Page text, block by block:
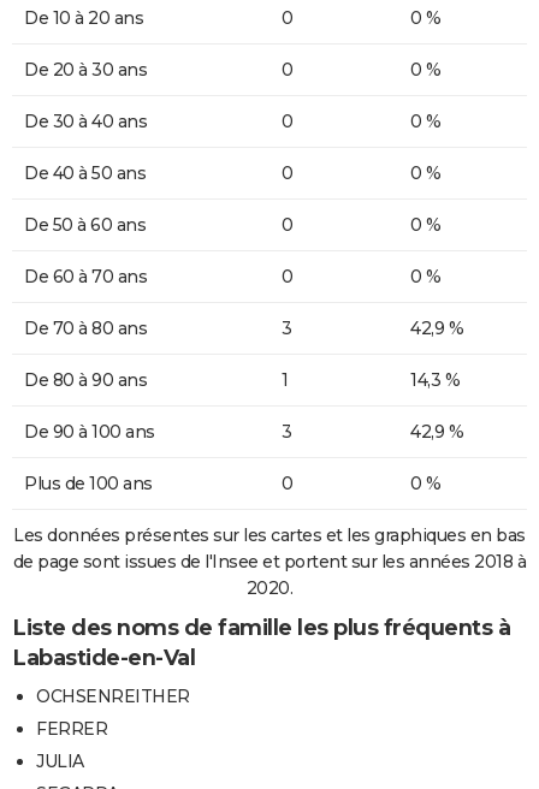
De 10 à 20 ans 0 0 %
De 20 à 30 ans 0 0 %
De 30 à 40 ans 0 0 %
De 40 à 50 ans 0 0 %
De 50 à 60 ans 0 0 %
De 60 à 70 ans 0 0 %
De 70 à 80 ans 3 42,9 %
De 80 à 90 ans 1 14,3 %
De 90 à 100 ans 3 42,9 %
Plus de 100 ans 0 0 %
Les données présentes sur les cartes et les graphiques en bas
de page sont issues de l'Insee et portent sur les années 2018 à
2020.
Liste des noms de famille les plus fréquents à
Labastide-en-Val
OCHSENREITHER
FERRER
JULIA